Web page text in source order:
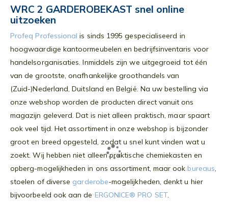
WRC 2 GARDEROBEKAST snel online
uitzoeken
Profeq Professional is sinds 1995 gespecialiseerd in
hoogwaardige kantoormeubelen en bedrijfsinventaris voor
handelsorganisaties. Inmiddels zijn we uitgegroeid tot één
van de grootste, onafhankelijke groothandels van
(Zuid-)Nederland, Duitsland en België. Na uw bestelling via
onze webshop worden de producten direct vanuit ons
magazijn geleverd. Dat is niet alleen praktisch, maar spaart
ook veel tijd. Het assortiment in onze webshop is bijzonder
groot en breed opgesteld, zodat u snel kunt vinden wat u
zoekt. Wij hebben niet alleen praktische chemiekasten en
opberg-mogelijkheden in ons assortiment, maar ook bureaus,
stoelen of diverse garderobe-mogelijkheden, denkt u hier
bijvoorbeeld ook aan de ERGONICE® PRO SET.